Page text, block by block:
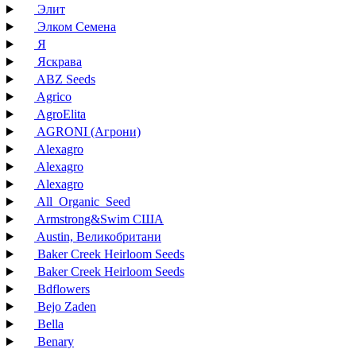
Элит
Элком Семена
Я
Яскрава
ABZ Seeds
Agrico
AgroElita
AGRONI (Агрони)
Alexagro
Alexagro
Alexagro
All_Organic_Seed
Armstrong&Swim США
Austin, Великобритани
Baker Creek Heirloom Seeds
Baker Creek Heirloom Seeds
Bdflowers
Bejo Zaden
Bella
Benary